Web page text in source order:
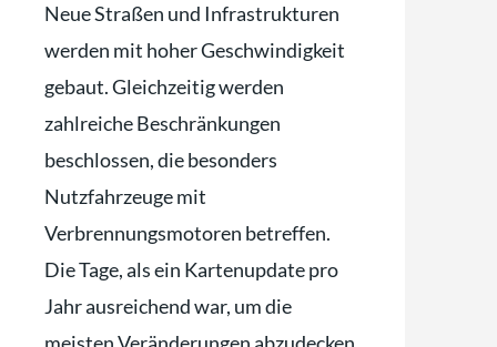
Neue Straßen und Infrastrukturen
werden mit hoher Geschwindigkeit
gebaut. Gleichzeitig werden
zahlreiche Beschränkungen
beschlossen, die besonders
Nutzfahrzeuge mit
Verbrennungsmotoren betreffen.
Die Tage, als ein Kartenupdate pro
Jahr ausreichend war, um die